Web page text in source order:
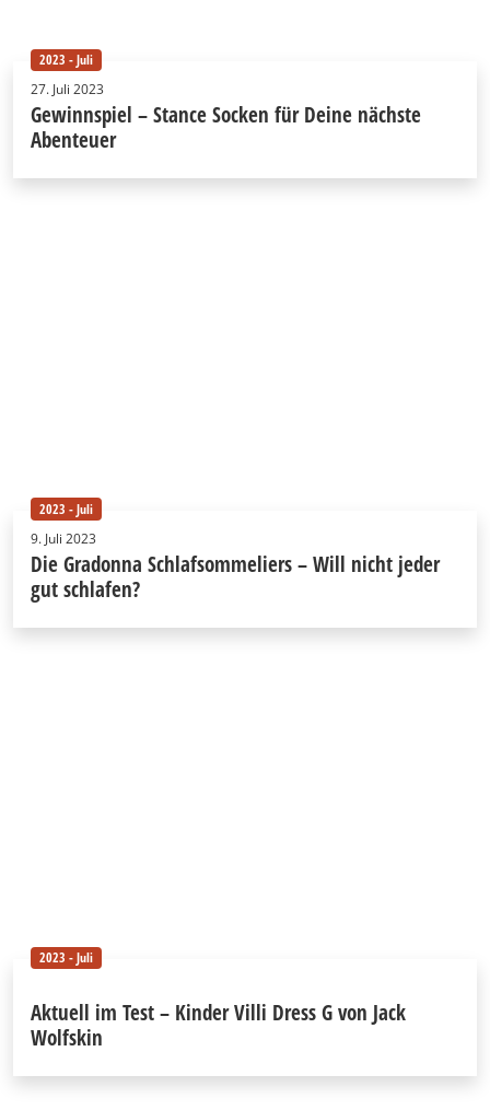
2023 - Juli
27. Juli 2023
Gewinnspiel – Stance Socken für Deine nächste
Abenteuer
2023 - Juli
9. Juli 2023
Die Gradonna Schlafsommeliers – Will nicht jeder
gut schlafen?
2023 - Juli
Aktuell im Test – Kinder Villi Dress G von Jack
Wolfskin